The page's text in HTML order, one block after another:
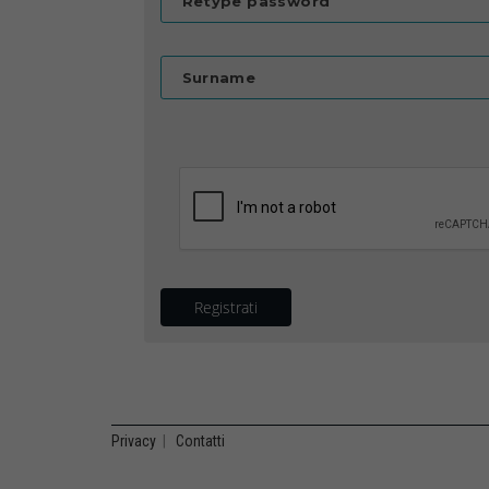
Surname
Registrati
Privacy Contatti